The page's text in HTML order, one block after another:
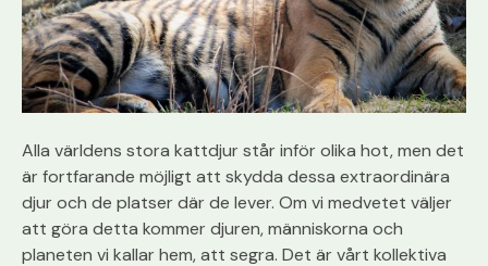
Alla världens stora kattdjur står inför olika hot, men det
är fortfarande möjligt att skydda dessa extraordinära
djur och de platser där de lever. Om vi medvetet väljer
att göra detta kommer djuren, människorna och
planeten vi kallar hem, att segra. Det är vårt kollektiva